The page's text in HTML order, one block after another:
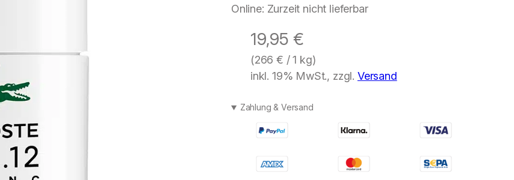
Online: Zurzeit nicht lieferbar
19,95 €
(266€ / 1 kg)
inkl. 19% MwSt., zzgl. Versand
Zahlung & Versand